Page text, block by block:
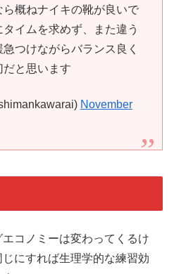
ら概ねナイキの靴が良いで
イムを求めず、また違う
つけながらバランス良く
と思います
November
コノミーは変わってくるけ
にすれば生理学的な練習効